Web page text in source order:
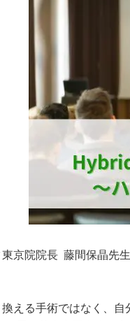
京院院長 藤間保晶先
える手術ではなく、